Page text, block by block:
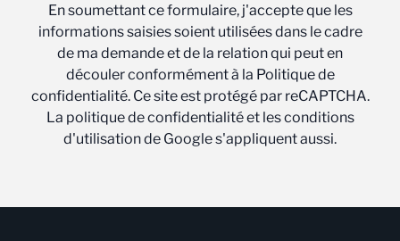
En soumettant ce formulaire, j'accepte que les
informations saisies soient utilisées dans le cadre
de ma demande et de la relation qui peut en
découler conformément à la Politique de
confidentialité. Ce site est protégé par reCAPTCHA.
La politique de confidentialité et les conditions
d'utilisation de Google s'appliquent aussi.